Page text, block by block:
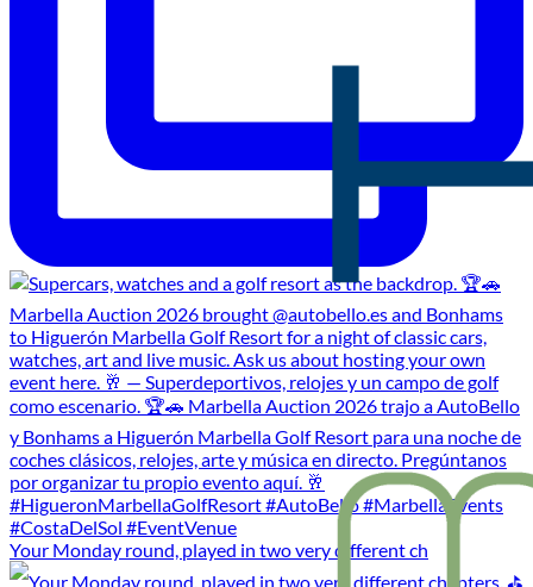
Your Monday round, played in two very different ch